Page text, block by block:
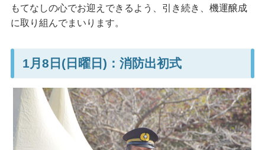
もてなしの心でお迎えできるよう、引き続き、機運醸成
に取り組んでまいります。
1月8日(日曜日)：消防出初式